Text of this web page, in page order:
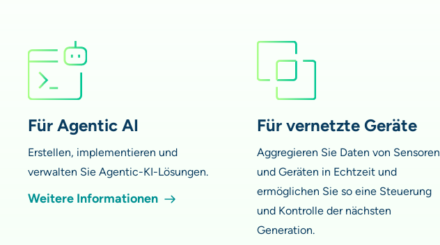
Für Agentic AI
Erstellen, implementieren und
verwalten Sie Agentic-KI-Lösungen.
Weitere Informationen
Für vernetzte Geräte
Aggregieren Sie Daten von Sensoren
und Geräten in Echtzeit und
ermöglichen Sie so eine Steuerung
und Kontrolle der nächsten
Generation.